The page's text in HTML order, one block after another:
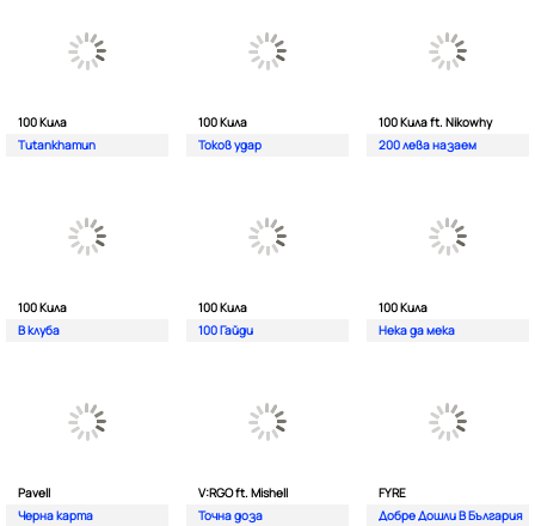
100 Кила
Tutankhamun
100 Кила
Токов удар
100 Кила ft. Nikowhy
200 лева назаем
100 Кила
В клуба
100 Кила
100 Гайди
100 Кила
Нека да мека
Pavell
Черна карта
V:RGO ft. Mishell
Точна доза
FYRE
Добре Дошли В България